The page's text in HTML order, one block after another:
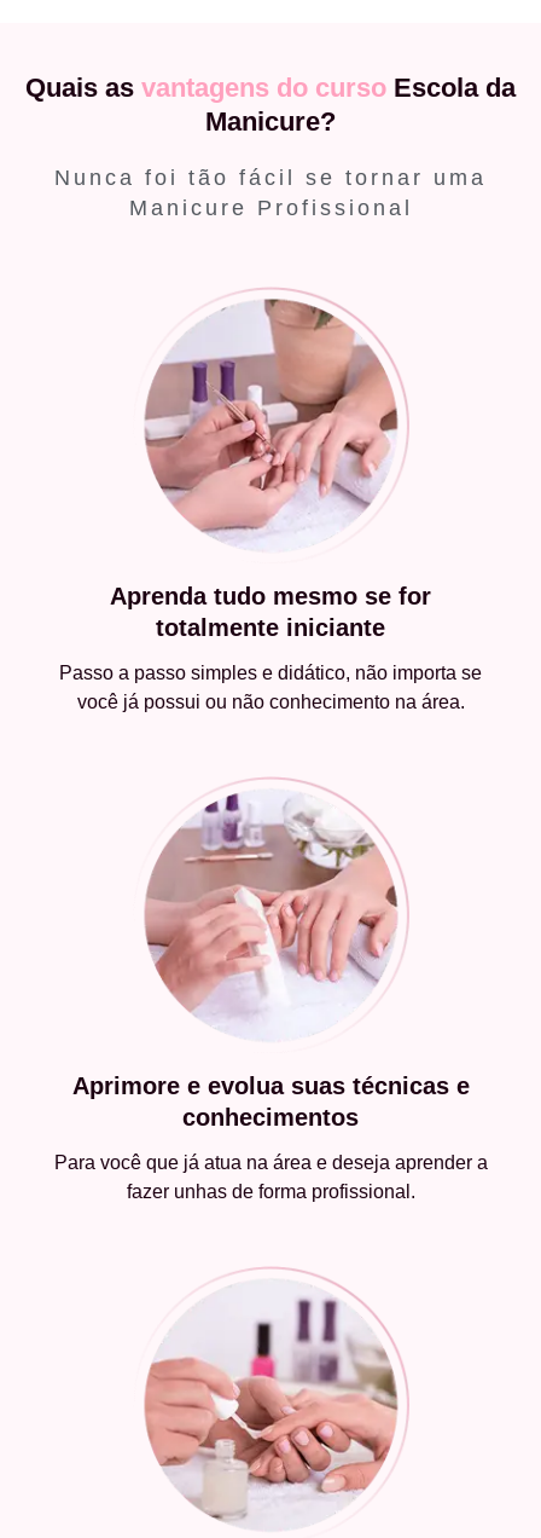
Quais as vantagens do curso Escola da
Manicure?
Nunca foi tão fácil se tornar uma
Manicure Profissional
Aprenda tudo mesmo se for
totalmente iniciante
Passo a passo simples e didático, não importa se
você já possui ou não conhecimento na área.
Aprimore e evolua suas técnicas e
conhecimentos
Para você que já atua na área e deseja aprender a
fazer unhas de forma profissional.